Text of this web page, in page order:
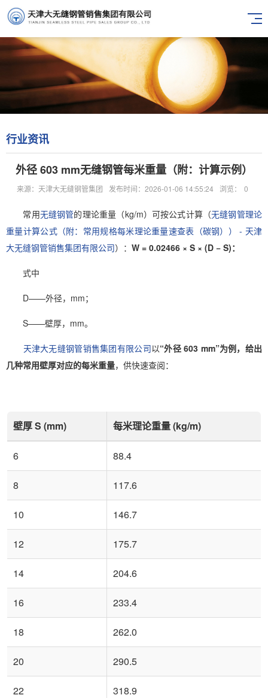
行业资讯
外径 603 mm无缝钢管每米重量（附：计算示例）
来源：天津大无缝钢管集团 发布时间：2026-01-06 14:55:24 浏览： 0
常用无缝钢管的理论重量（kg/m）可按公式计算（无缝钢管理论
重量计算公式（附：常用规格每米理论重量速查表（碳钢）） - 天津
大无缝钢管销售集团有限公司）： W = 0.02466 × S × (D − S)：
式中
D——外径，mm；
S——壁厚，mm。
天津大无缝钢管销售集团有限公司以“外径 603 mm”为例，给出
几种常用壁厚对应的每米重量，供快速查阅：
壁厚 S (mm) 每米理论重量 (kg/m)
6 88.4
8 117.6
10 146.7
12 175.7
14 204.6
16 233.4
18 262.0
20 290.5
22 318.9